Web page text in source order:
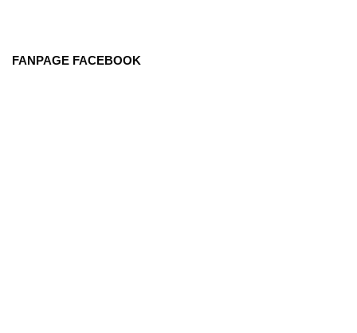
FANPAGE FACEBOOK